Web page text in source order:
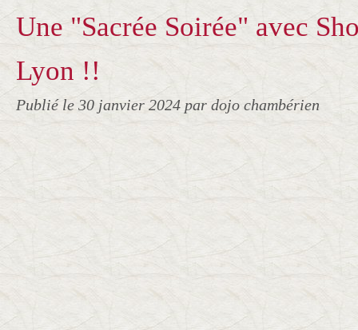
Une "Sacrée Soirée" avec
Lyon !!
Publié le 30 janvier 2024 par dojo chambérien